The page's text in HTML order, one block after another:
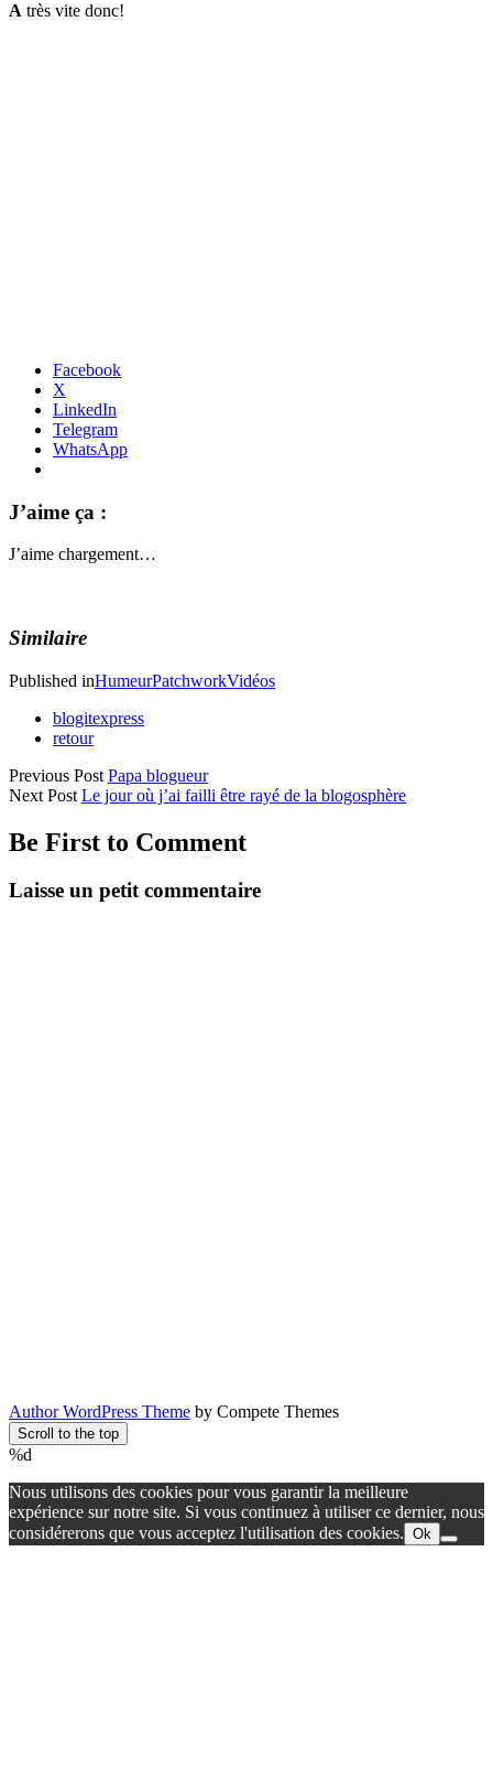
A très vite donc!
Facebook
X
LinkedIn
Telegram
WhatsApp
J’aime ça :
J’aime chargement…
Similaire
Published inHumeurPatchworkVidéos
blogitexpress
retour
Previous Post Papa blogueur
Next Post Le jour où j’ai failli être rayé de la blogosphère
Be First to Comment
Laisse un petit commentaire
Author WordPress Theme by Compete Themes
Scroll to the top
%d
Nous utilisons des cookies pour vous garantir la meilleure
expérience sur notre site. Si vous continuez à utiliser ce dernier, nous
considérerons que vous acceptez l'utilisation des cookies. Ok